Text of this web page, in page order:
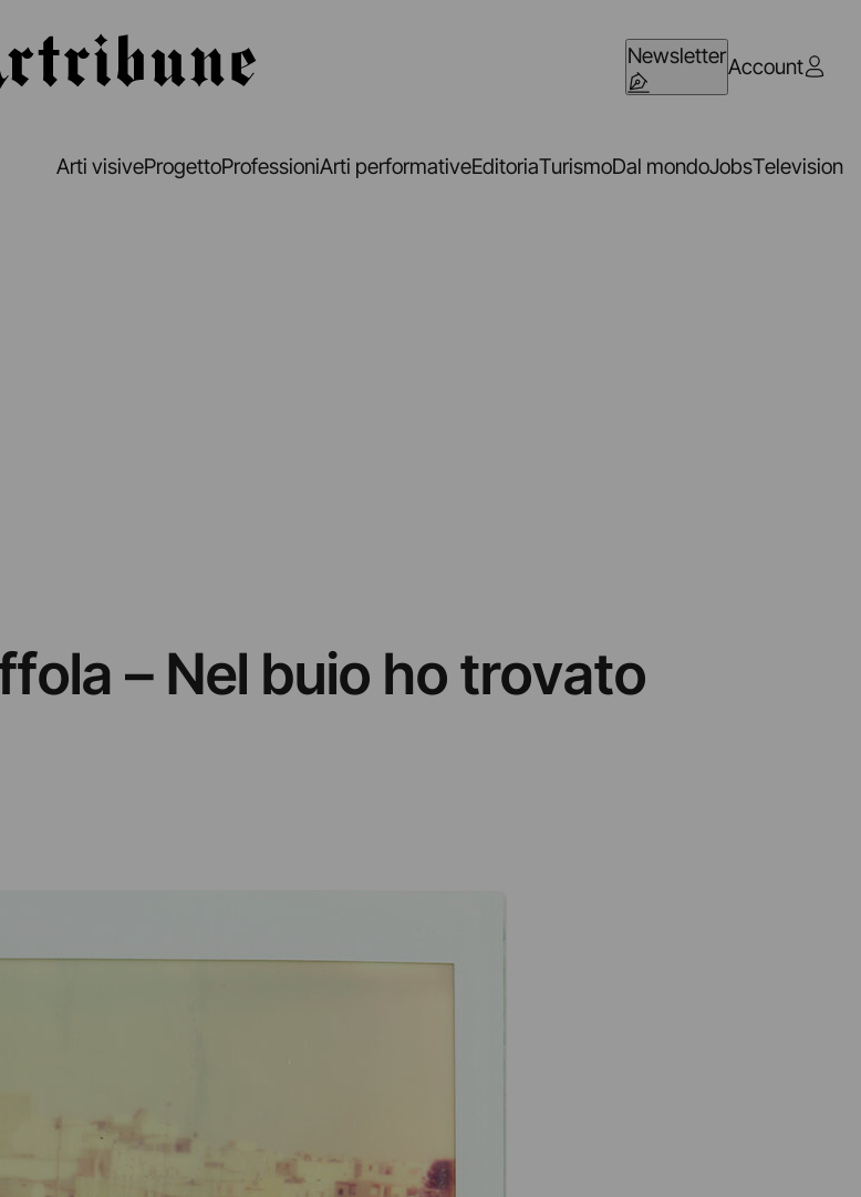
NewsletterAccount
Arti visiveProgettoProfessioniArti performativeEditoriaTurismoDal mondoJobsTelevision
– Nel buio ho trovato